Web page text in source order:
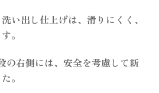
い出し仕上げは、滑りにくく、
。
の右側には、安全を考慮して新
。